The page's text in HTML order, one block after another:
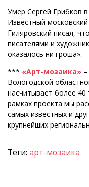
Умер Сергей Грибков
Известный
Гиляровский писал,
писателями и
оказалось ни гроша».
*** «Арт-мозаика»
Вологодской
насчитывает более 40
рамках проекта мы
самых известных и
крупнейших
Теги: арт-мозаика